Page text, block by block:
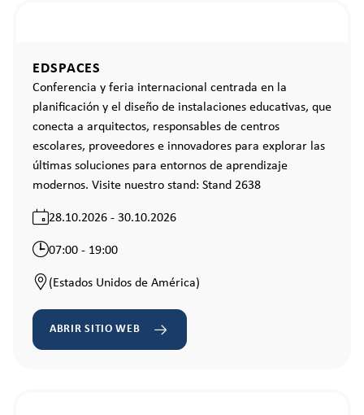
EDSPACES
Conferencia y feria internacional centrada en la
planificación y el diseño de instalaciones educativas, que
conecta a arquitectos, responsables de centros
escolares, proveedores e innovadores para explorar las
últimas soluciones para entornos de aprendizaje
modernos. Visite nuestro stand: Stand 2638
28.10.2026 - 30.10.2026
07:00 - 19:00
(Estados Unidos de América)
ABRIR SITIO WEB